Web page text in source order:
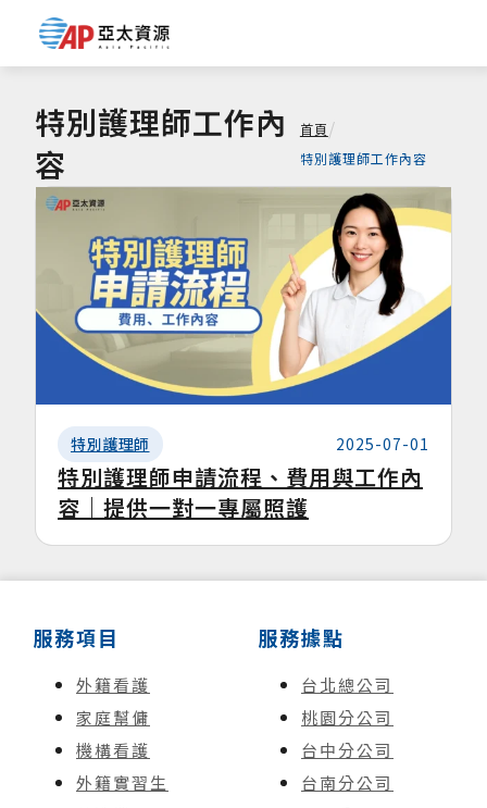
特別護理師工作內
容
首頁 /
特別護理師工作內容
特別護理師 2025-07-01
特別護理師申請流程、費用與工作內
容｜提供一對一專屬照護
服務項目
外籍看護
家庭幫傭
機構看護
外籍實習生
服務據點
台北總公司
桃園分公司
台中分公司
台南分公司